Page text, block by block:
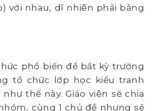
với nhau, dĩ nhiên phải bằng
phổ biến để bất kỳ trường
tổ chức lớp học kiểu tranh
như thế này. Giáo viên sẽ chia
cùng 1 chủ đề nhưng sẽ